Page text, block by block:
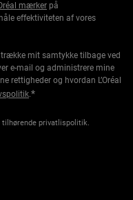
mærker på
effektiviteten af vores
mit samtykke tilbage ved
e-mail og administrere mine
rettigheder og hvordan L’Oréal
.*
tilhørende privatlispolitik.